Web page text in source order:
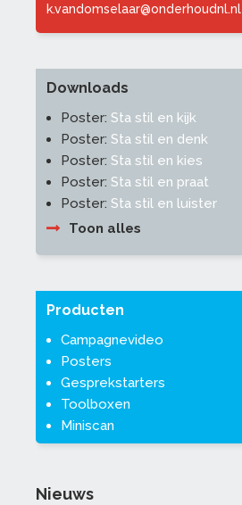
k.vandomselaar@onderhoudnl.nl
Downloads
Poster: Sta stil en kijk
Poster: Sta stil en denk
Poster: Sta stil en kies
Poster: Sta stil en praat
Poster: Sta stil en luister
Toon alles
Producten
Campagnevideo
Posters
Gesprekstarters
Toolboxen
Miniscan
Nieuws